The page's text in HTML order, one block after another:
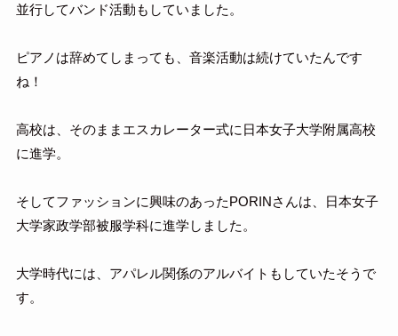
並行してバンド活動もしていました。
ピアノは辞めてしまっても、音楽活動は続けていたんです
ね！
高校は、そのままエスカレーター式に日本女子大学附属高校
に進学。
そしてファッションに興味のあったPORINさんは、日本女子
大学家政学部被服学科に進学しました。
大学時代には、アパレル関係のアルバイトもしていたそうで
す。